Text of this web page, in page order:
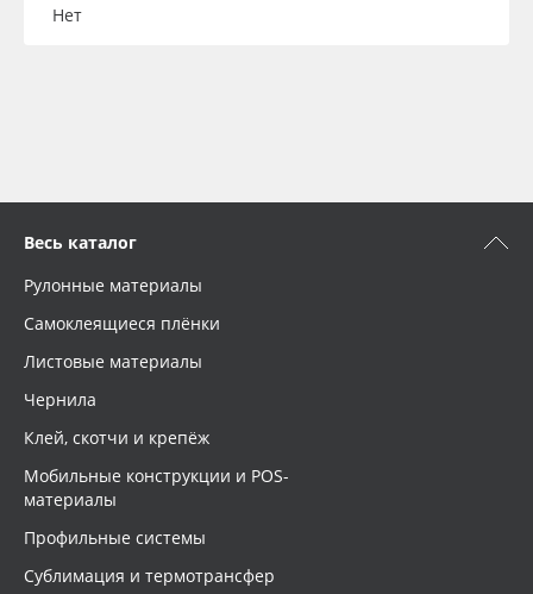
Нет
Весь каталог
Рулонные материалы
Самоклеящиеся плёнки
Листовые материалы
Чернила
Клей, скотчи и крепёж
Мобильные конструкции и POS-
материалы
Профильные системы
Сублимация и термотрансфер